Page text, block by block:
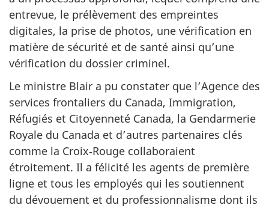
entrevue, le prélèvement des empreintes
digitales, la prise de photos, une vérification en
matière de sécurité et de santé ainsi qu’une
vérification du dossier criminel.
Le ministre Blair a pu constater que l’Agence des
services frontaliers du Canada, Immigration,
Réfugiés et Citoyenneté Canada, la Gendarmerie
Royale du Canada et d’autres partenaires clés
comme la Croix‑Rouge collaboraient
étroitement. Il a félicité les agents de première
ligne et tous les employés qui les soutiennent
du dévouement et du professionnalisme dont ils